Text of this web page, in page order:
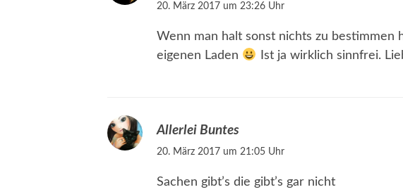
20. März 2017 um 23:26 Uhr
Wenn man halt sonst nichts zu bestimmen
eigenen Laden
Ist ja wirklich sinnfrei.
Allerlei Buntes
20. März 2017 um 21:05 Uhr
Sachen gibt’s die gibt’s gar nicht